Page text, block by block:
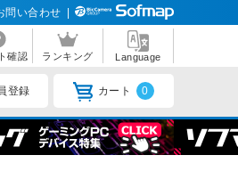
問い合わせ
確認 ランキング Language
登録 カート 0